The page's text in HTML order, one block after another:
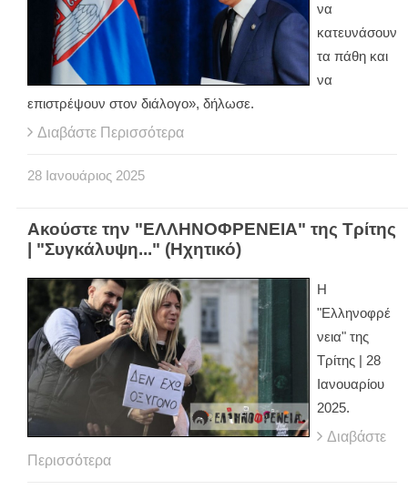
να
κατευνάσουν
τα πάθη και
να
επιστρέψουν στον διάλογο», δήλωσε.
Διαβάστε Περισσότερα
28 Ιανουάριος 2025
Ακούστε την "ΕΛΛΗΝΟΦΡΕΝΕΙΑ" της Τρίτης
| "Συγκάλυψη..." (Ηχητικό)
Η
"Ελληνοφρέ
νεια" της
Τρίτης | 28
Ιανουαρίου
2025.
Διαβάστε
Περισσότερα